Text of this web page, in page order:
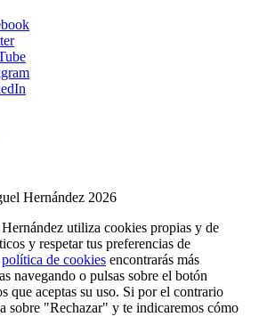
Hernández 2026
utiliza cookies propias y de
y respetar tus preferencias de
política de cookies encontrarás más
navegando o pulsas sobre el botón
que aceptas su uso. Si por el contrario
sobre "Rechazar" y te indicaremos cómo